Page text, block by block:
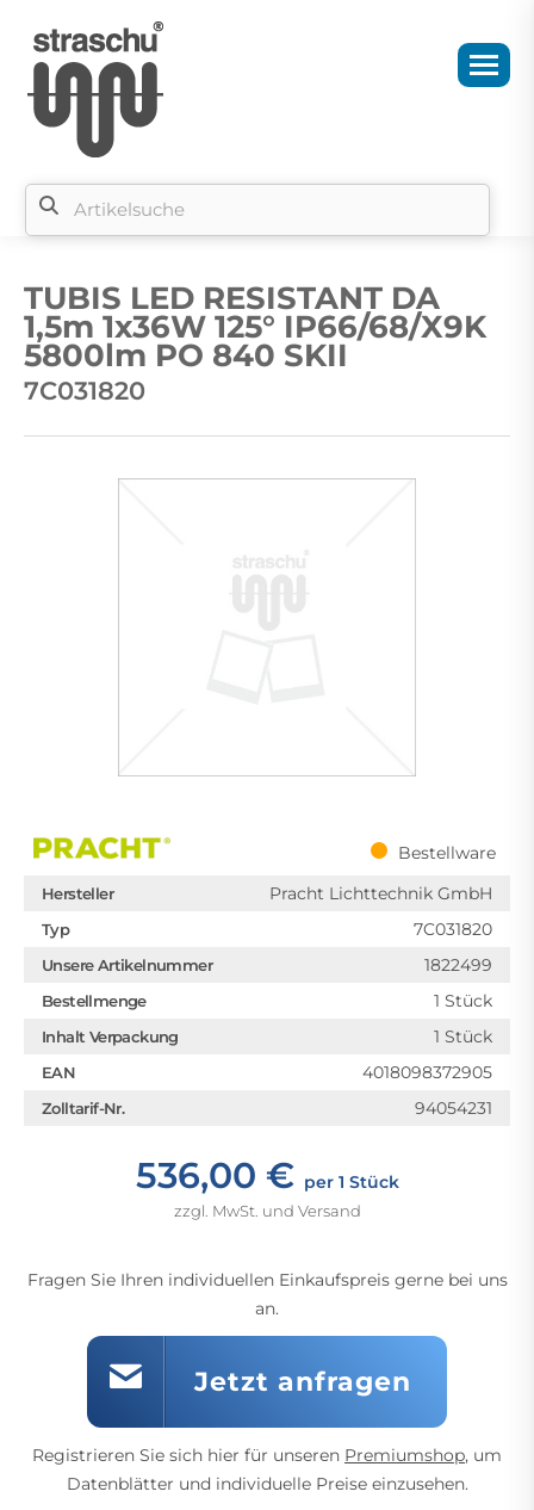
TUBIS LED RESISTANT DA
1,5m 1x36W 125° IP66/68/X9K
5800lm PO 840 SKII
7C031820
Bestellware
Hersteller Pracht Lichttechnik GmbH
Typ 7C031820
Unsere Artikelnummer 1822499
Bestellmenge 1 Stück
Inhalt Verpackung 1 Stück
EAN 4018098372905
Zolltarif-Nr. 94054231
536,00 € per 1 Stück
zzgl. MwSt. und Versand
Fragen Sie Ihren individuellen Einkaufspreis gerne bei uns
an.
Jetzt anfragen
Registrieren Sie sich hier für unseren Premiumshop, um
Datenblätter und individuelle Preise einzusehen.